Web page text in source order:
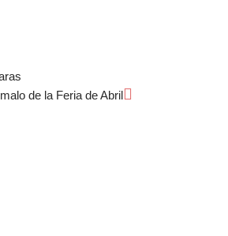
de la Feria de Abril